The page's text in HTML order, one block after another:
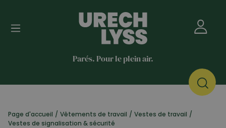
Parés. Pour le plein air.
Page d'accueil / Vêtements de travail / Vestes de travail /
Vestes de signalisation & sécurité